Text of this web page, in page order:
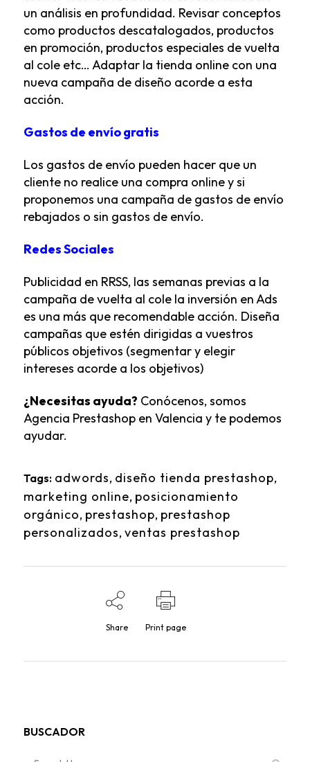
un análisis en profundidad. Revisar conceptos
como productos descatalogados, productos
en promoción, productos especiales de vuelta
al cole etc… Adaptar la tienda online con una
nueva campaña de diseño acorde a esta
acción.
Gastos de envío gratis
Los gastos de envío pueden hacer que un
cliente no realice una compra online y si
proponemos una campaña de gastos de envío
rebajados o sin gastos de envío.
Redes Sociales
Publicidad en RRSS, las semanas previas a la
campaña de vuelta al cole la inversión en Ads
es una más que recomendable acción. Diseña
campañas que estén dirigidas a vuestros
públicos objetivos (segmentar y elegir
intereses acorde a los objetivos)
¿Necesitas ayuda? Conócenos, somos
Agencia Prestashop en Valencia y te podemos
ayudar.
Tags: adwords, diseño tienda prestashop,
marketing online, posicionamiento
orgánico, prestashop, prestashop
personalizados, ventas prestashop
Share Print page
BUSCADOR